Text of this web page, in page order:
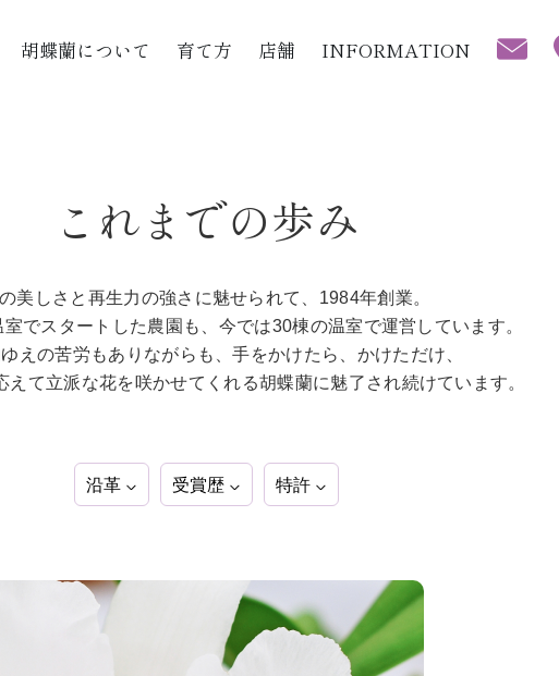
胡蝶蘭について 育て方 店舗 INFORMATION
これまでの歩み
美しさと再生力の強さに魅せられて、1984年創業。
でスタートした農園も、今では30棟の温室で運営しています。
えの苦労もありながらも、手をかけたら、かけただけ、
えて立派な花を咲かせてくれる胡蝶蘭に魅了され続けています。
沿革 受賞歴 特許